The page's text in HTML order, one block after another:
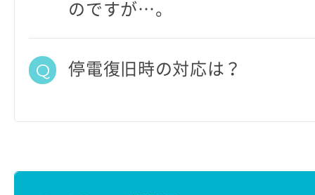
のですが…。
停電復旧時の対応は？